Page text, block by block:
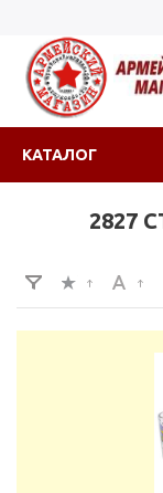
КАТАЛОГ
2827